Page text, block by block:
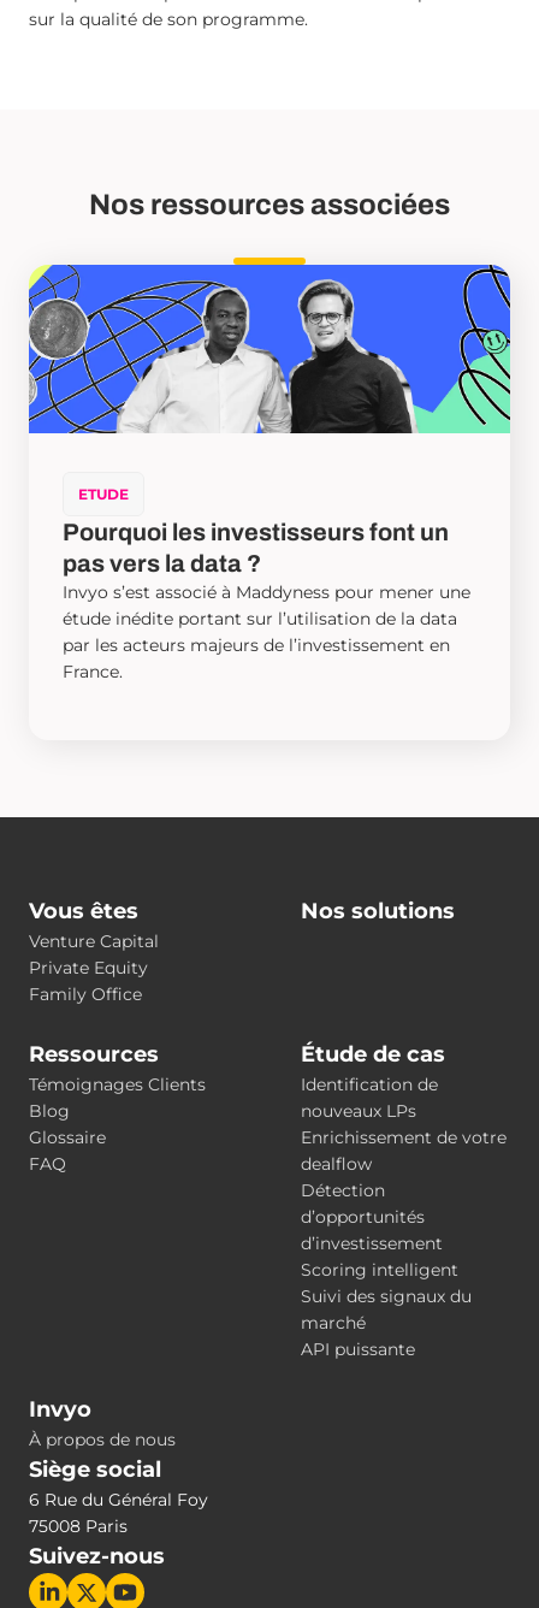
sur la qualité de son programme.
Nos ressources associées
ETUDE
Pourquoi les investisseurs font un
pas vers la data ?
Invyo s’est associé à Maddyness pour mener une
étude inédite portant sur l’utilisation de la data
par les acteurs majeurs de l’investissement en
France.
Vous êtes
Venture Capital
Private Equity
Family Office
Nos solutions
Ressources
Témoignages Clients
Blog
Glossaire
FAQ
Étude de cas
Identification de
nouveaux LPs
Enrichissement de votre
dealflow
Détection
d’opportunités
d’investissement
Scoring intelligent
Suivi des signaux du
marché
API puissante
Invyo
À propos de nous
Siège social
6 Rue du Général Foy
75008 Paris
Suivez-nous